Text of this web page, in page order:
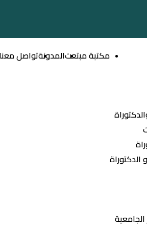
مكتبة مبتعثالمدونةتواصل معنا